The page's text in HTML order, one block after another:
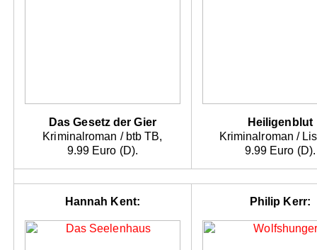
Das Gesetz der Gier
Kriminalroman / btb TB,
9.99 Euro (D).
Heiligenblut
Kriminalroman /
9.99 Euro (D).
Hannah Kent: Philip Kerr: